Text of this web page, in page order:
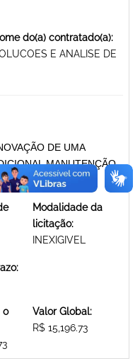
do(a) contratado(a):
E ANALISE DE
DE UMA
MANUTENÇÃO
Modalidade da
licitação:
INEXIGIVEL
o
Valor Global:
R$ 15,196.73